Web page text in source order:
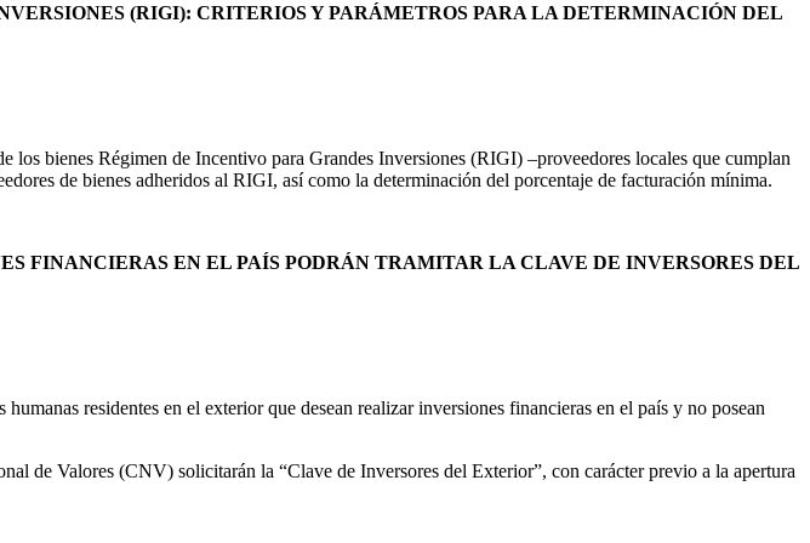
(RIGI): CRITERIOS Y PARÁMETROS PARA LA DETERMINACIÓN DEL
bienes Régimen de Incentivo para Grandes Inversiones (RIGI) –proveedores locales que cumplan
de bienes adheridos al RIGI, así como la determinación del porcentaje de facturación mínima.
FINANCIERAS EN EL PAÍS PODRÁN TRAMITAR LA CLAVE DE INVERSORES DEL
residentes en el exterior que desean realizar inversiones financieras en el país y no posean
de Valores (CNV) solicitarán la “Clave de Inversores del Exterior”, con carácter previo a la apertura